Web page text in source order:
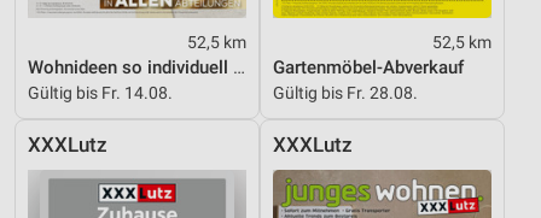
52,5 km
Wohnideen so individuell wie du!
Gültig bis Fr. 14.08.
52,5 km
Gartenmöbel-Abverkauf
Gültig bis Fr. 28.08.
XXXLutz XXXLutz